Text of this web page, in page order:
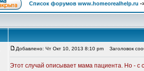
Список форумов www.homeorealhelp.ru -
Добавлено: Чт Окт 10, 2013 8:10 pm Заголовок
Этот случай описывает мама пациента. Но - с